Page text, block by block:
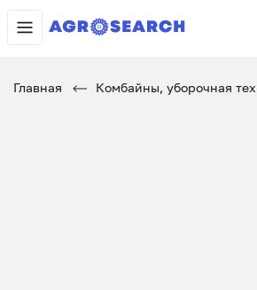
Главная Комбайны, уборочная